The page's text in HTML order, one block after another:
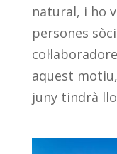
natural, i ho
persones
aquest
juny tindrà